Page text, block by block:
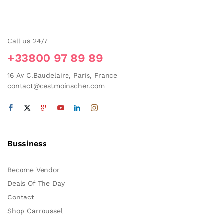
peuvent
choisies
sur
la
du
Call us 24/7
+33800 97 89 89
16 Av C.Baudelaire, Paris, France
contact@cestmoinscher.com
Bussiness
Become Vendor
Deals Of The Day
Contact
Shop Carroussel